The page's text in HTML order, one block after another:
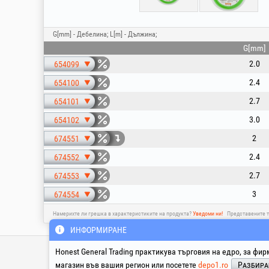
G[mm] - Дебелина; L[m] - Дължина;
G[mm]
654099
2.0
654100 2.4
654101 2.7
654102 3.0
674551 2
674552 2.4
674553 2.7
674554 3
Намерихте ли грешка в характеристиките на продукта?Уведоми ни! Представените
Инфолайн Техник & Сервиз
ИНФОРМИРАНЕ
Honest General Trading практикува търговия на едро, за
магазин във вашия регион или посетете depo1.ro